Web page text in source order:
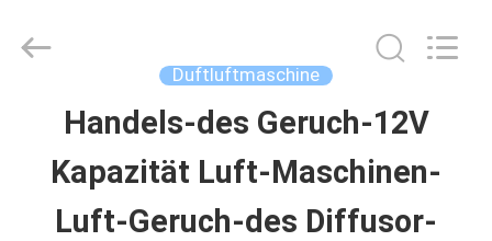
HAUS
PRODUKTE
Online
Duftluftmaschine
Handels-des Geruch-12V
Kapazität Luft-Maschinen-
Luft-Geruch-des Diffusor-